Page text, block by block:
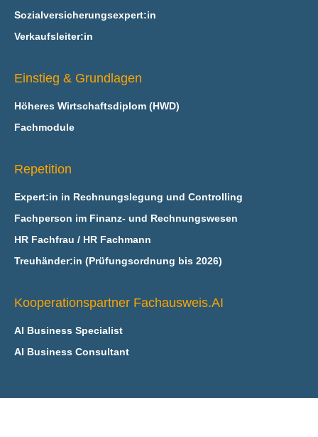
Sozialversicherungsexpert:in
Verkaufsleiter:in
Einstieg & Grundlagen
Höheres Wirtschaftsdiplom (HWD)
Fachmodule
Repetition
Expert:in in Rechnungslegung und Controlling
Fachperson im Finanz- und Rechnungswesen
HR Fachfrau / HR Fachmann
Treuhänder:in (Prüfungsordnung bis 2026)
Kooperationspartner Fachausweis.AI
AI Business Specialist
AI Business Consultant